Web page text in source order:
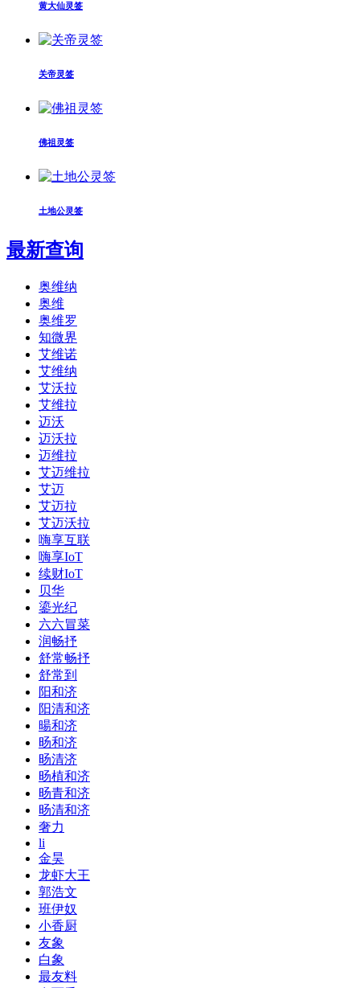
黄大仙灵签
关帝灵签
佛祖灵签
土地公灵签
最新查询
奥维纳
奥维
奥维罗
知微界
艾维诺
艾维纳
艾沃拉
艾维拉
迈沃
迈沃拉
迈维拉
艾迈维拉
艾迈
艾迈拉
艾迈沃拉
嗨享互联
嗨享IoT
续财IoT
贝华
鎏光纪
六六冒菜
润畅抒
舒常畅抒
舒常到
阳和济
阳清和济
暘和济
旸和济
旸清济
旸植和济
旸青和济
旸清和济
奢力
li
金昊
龙虾大王
郭浩文
班伊奴
小香厨
友象
白象
最友料